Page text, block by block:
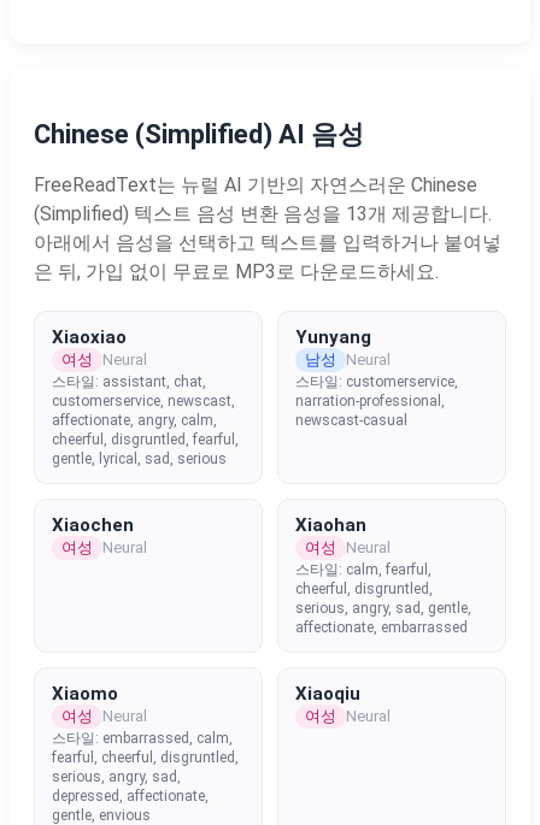
Chinese (Simplified) AI 음성
FreeReadText는 뉴럴 AI 기반의 자연스러운 Chinese
(Simplified) 텍스트 음성 변환 음성을 13개 제공합니다.
아래에서 음성을 선택하고 텍스트를 입력하거나 붙여넣
은 뒤, 가입 없이 무료로 MP3로 다운로드하세요.
Xiaoxiao
여성 Neural
스타일: assistant, chat,
customerservice, newscast,
affectionate, angry, calm,
cheerful, disgruntled, fearful,
gentle, lyrical, sad, serious
Yunyang
남성 Neural
스타일: customerservice,
narration-professional,
newscast-casual
Xiaochen
여성 Neural
Xiaohan
여성 Neural
스타일: calm, fearful,
cheerful, disgruntled,
serious, angry, sad, gentle,
affectionate, embarrassed
Xiaomo
여성 Neural
스타일: embarrassed, calm,
fearful, cheerful, disgruntled,
serious, angry, sad,
depressed, affectionate,
gentle, envious
Xiaoqiu
여성 Neural